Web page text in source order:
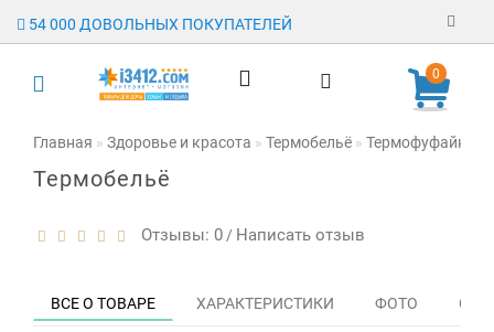
54 000 ДОВОЛЬНЫХ ПОКУПАТЕЛЕЙ
Регистрация
Авторизация
0
Главная Здоровье и красота Термобельё Термофуфайка
Термобельё
Отзывы: 0 / Написать отзыв
ВСЕ О ТОВАРЕ ХАРАКТЕРИСТИКИ ФОТО